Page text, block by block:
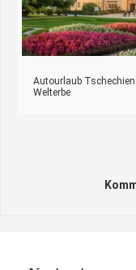
Autourlaub
Welterbe